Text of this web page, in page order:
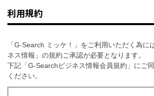
利用規約
「G-Search ミッケ！」をご利用いただく為に
ネス情報」の規約ご承認が必要となります。
下記「G-Searchビジネス情報会員規約」にご
ください。